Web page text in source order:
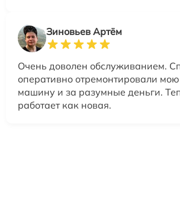
Зиновьев Артём
Очень доволен обслуживанием.
оперативно отремонтировали
машину и за разумные деньги.
работает как новая.